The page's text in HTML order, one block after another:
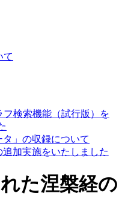
て
フ検索機能（試行版）を
タ」の収録について
加実施をいたしました
た涅槃経の